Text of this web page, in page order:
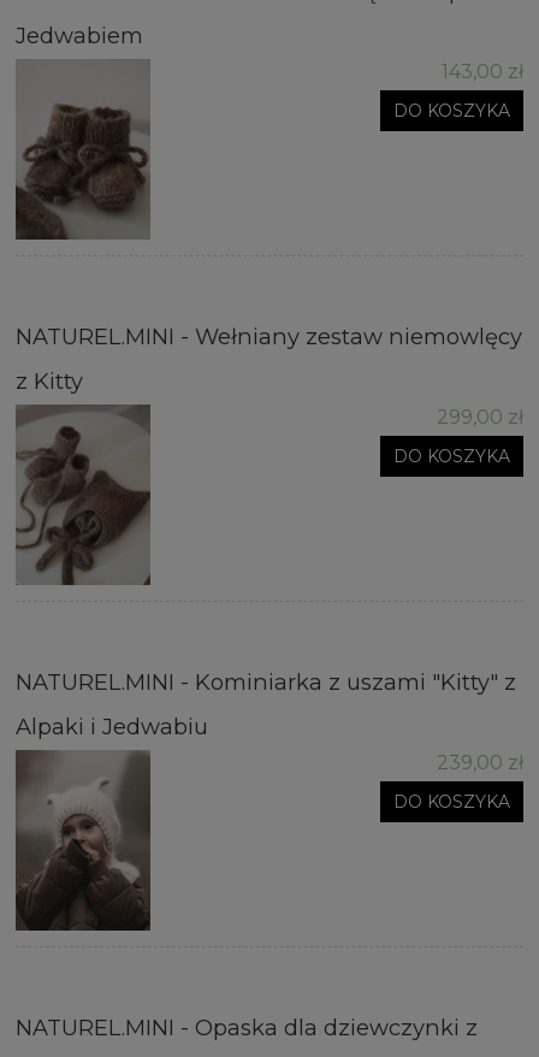
Jedwabiem
143,00 zł
DO KOSZYKA
NATUREL.MINI - Wełniany zestaw niemowlęcy
z Kitty
299,00 zł
DO KOSZYKA
NATUREL.MINI - Kominiarka z uszami "Kitty" z
Alpaki i Jedwabiu
239,00 zł
DO KOSZYKA
NATUREL.MINI - Opaska dla dziewczynki z